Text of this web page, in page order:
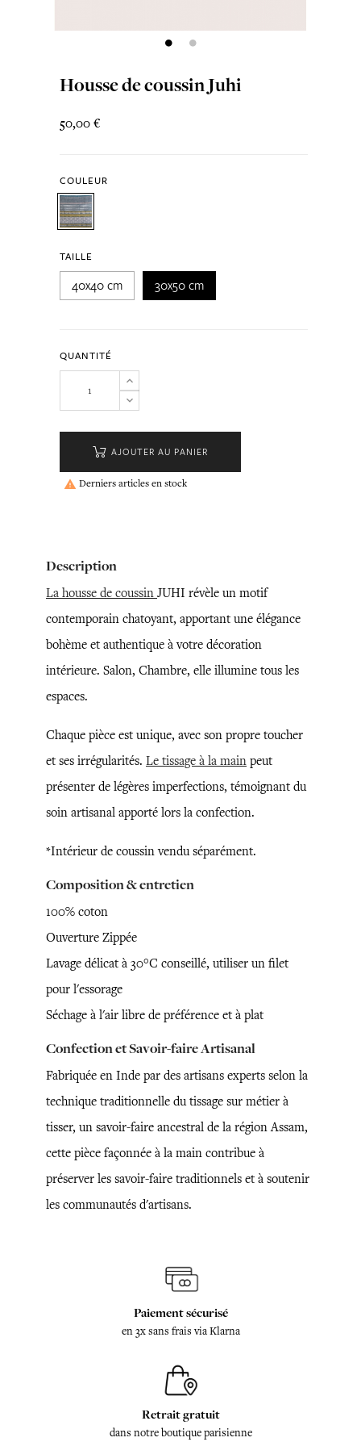
Housse de coussin Juhi
50,00 €
COULEUR
TAILLE
40x40 cm 30x50 cm
QUANTITÉ
AJOUTER AU PANIER
 Derniers articles en stock
Description
La housse de coussin JUHI révèle un motif
contemporain chatoyant, apportant une élégance
bohème et authentique à votre décoration
intérieure. Salon, Chambre, elle illumine tous les
espaces.
Chaque pièce est unique, avec son propre toucher
et ses irrégularités. Le tissage à la main peut
présenter de légères imperfections, témoignant du
soin artisanal apporté lors la confection.
*Intérieur de coussin vendu séparément.
Composition & entretien
100% coton
Ouverture Zippée
Lavage délicat à 30°C conseillé, utiliser un filet
pour l'essorage
Séchage à l'air libre de préférence et à plat
Confection et Savoir-faire Artisanal
Fabriquée en Inde par des artisans experts selon la
technique traditionnelle du tissage sur métier à
tisser, un savoir-faire ancestral de la région Assam,
cette pièce façonnée à la main contribue à
préserver les savoir-faire traditionnels et à soutenir
les communautés d'artisans.
Paiement sécurisé
en 3x sans frais via Klarna
Retrait gratuit
dans notre boutique parisienne